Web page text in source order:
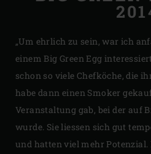
„Um ehrlich zu sein, war ich
einem Big Green Egg
schon so viele Chefköche, die
habe dann einen Smoker
Veranstaltung gab, bei der auf
wurde. Sie liessen sich gut
und hatten viel mehr Potenzial.